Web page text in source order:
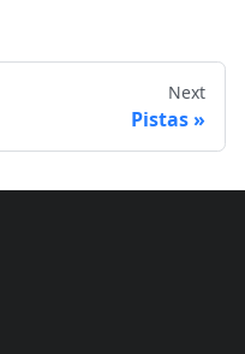
Next
Pistas